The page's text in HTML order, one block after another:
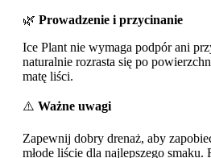
🌿 Prowadzenie i przycinanie
Ice Plant nie wymaga podpór ani
naturalnie rozrasta się po
matę liści.
⚠️ Ważne uwagi
Zapewnij dobry drenaż, aby
młode liście dla najlepszego